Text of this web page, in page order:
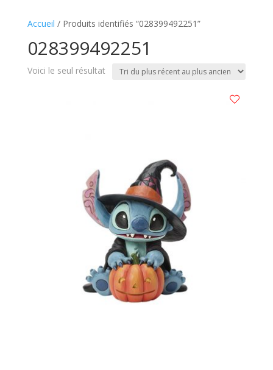
Accueil / Produits identifiés “028399492251”
028399492251
Voici le seul résultat